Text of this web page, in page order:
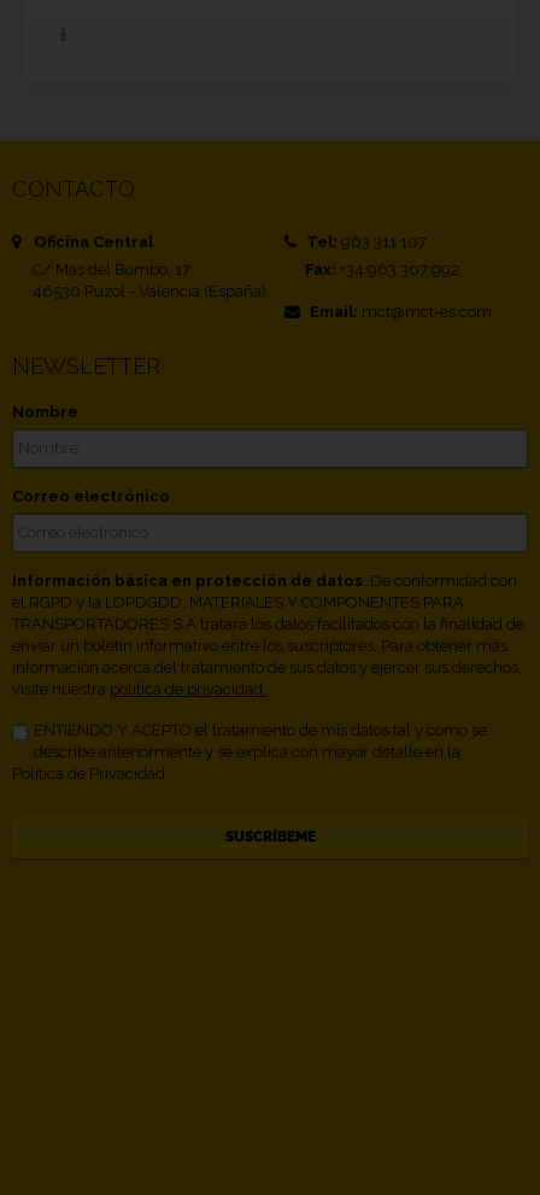
CONTACTO
Oficina Central
C/ Mas del Bombo, 17
46530 Puzol - Valencia (España)
Tel: 963 311 107
Fax: +34 963 307 992
Email: mct@mct-es.com
NEWSLETTER
Nombre
Correo electrónico
Información básica en protección de datos . De conformidad con
el RGPD y la LOPDGDD, MATERIALES Y COMPONENTES PARA
TRANSPORTADORES S.A tratará los datos facilitados con la finalidad de
enviar un boletín informativo entre los suscriptores. Para obtener más
información acerca del tratamiento de sus datos y ejercer sus derechos,
visite nuestra política de privacidad.
ENTIENDO Y ACEPTO el tratamiento de mis datos tal y como se
describe anteriormente y se explica con mayor detalle en la
Política de Privacidad.